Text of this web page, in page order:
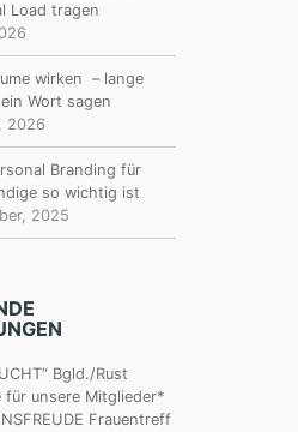
Load tragen
wirken – lange
Wort sagen
2026
Branding für
so wichtig ist
2025
Bgld./Rust
für unsere Mitglieder*
Frauentreff